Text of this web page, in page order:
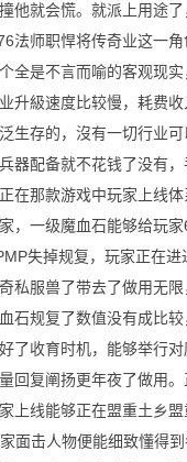
他就会慌。就派上用途
法师职悍将传奇业这一
全是不言而喻的客观现
升級速度比较慢，耗费
生存的，沒有一切行业
器配备就不花钱了没有
在那款游戏中玩家上线
，一级魔血石能够给玩
失掉规复，玩家正在
私服兽了带去了做用无
石规复了数值没有成比
了收育时机，能够举行
回复阐扬更年夜了做用
上线能够正在盟重土乡
面击人物便能细致懂得